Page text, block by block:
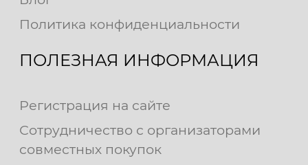
Политика конфиденциальности
ПОЛЕЗНАЯ ИНФОРМАЦИЯ
Регистрация на сайте
Сотрудничество с организаторами
совместных покупок